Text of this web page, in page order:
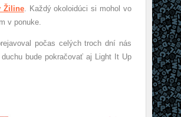
Žiline. Každý okoloidúci si mohol vo
v ponuke.
počas celých troch dní nás
bude pokračovať aj Light It Up